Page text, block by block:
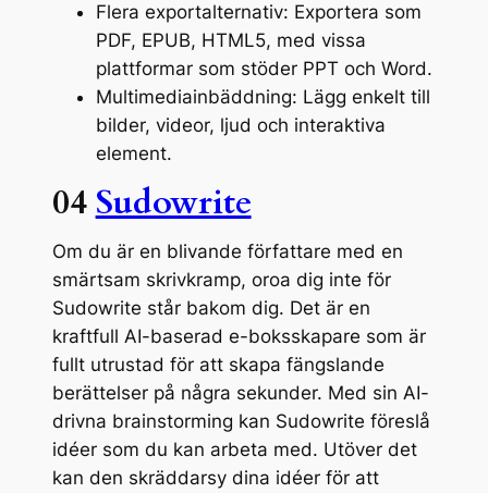
Flera exportalternativ: Exportera som
PDF, EPUB, HTML5, med vissa
plattformar som stöder PPT och Word.
Multimediainbäddning: Lägg enkelt till
bilder, videor, ljud och interaktiva
element.
04 Sudowrite
Om du är en blivande författare med en
smärtsam skrivkramp, oroa dig inte för
Sudowrite står bakom dig. Det är en
kraftfull AI-baserad e-boksskapare som är
fullt utrustad för att skapa fängslande
berättelser på några sekunder. Med sin AI-
drivna brainstorming kan Sudowrite föreslå
idéer som du kan arbeta med. Utöver det
kan den skräddarsy dina idéer för att